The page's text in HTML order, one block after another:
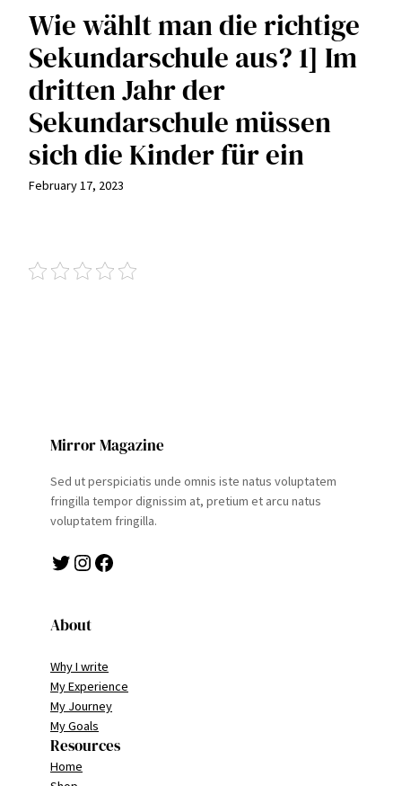
Wie wählt man die richtige
Sekundarschule aus? 1] Im
dritten Jahr der
Sekundarschule müssen
sich die Kinder für ein
February 17, 2023
Mirror Magazine
Sed ut perspiciatis unde omnis iste natus voluptatem
fringilla tempor dignissim at, pretium et arcu natus
voluptatem fringilla.
Twitter Instagram Facebook
About
Why I write
My Experience
My Journey
My Goals
Resources
Home